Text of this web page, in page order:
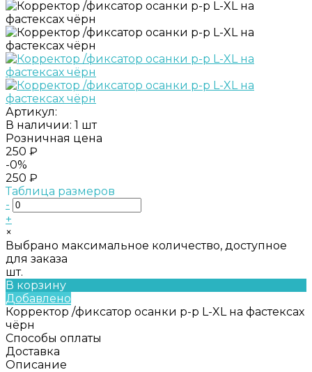
Артикул:
В наличии: 1 шт
Розничная цена
250 ₽
-0%
250 ₽
Таблица размеров
-
+
×
Выбрано максимальное количество, доступное
для заказа
шт.
В корзину
Добавлено
Корректор /фиксатор осанки р-р L-XL на фастексах
чёрн
Способы оплаты
Доставка
Описание